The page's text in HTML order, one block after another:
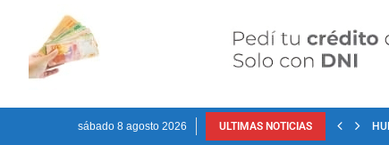
sábado 8 agosto 2026 ULTIMAS NOTICIAS